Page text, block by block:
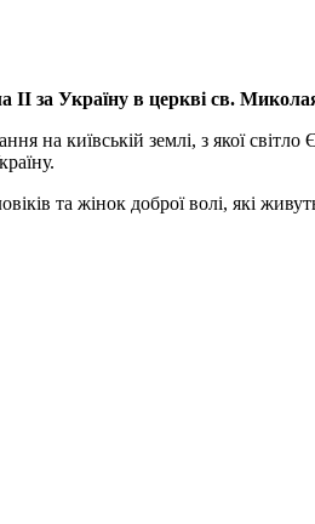
ІІ за Україну в церкві св.
на київській землі, з якої
та жінок доброї волі, які